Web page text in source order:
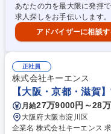
あなたの力を最大限に発揮
求人探しをお手伝いします。
アドバイザーに相談す
正社員
株式会社キーエンス
【大阪・京都・滋
月給27万9000円～28
大阪府大阪市淀川区
企業名 株式会社キーエンス 求人名 【大阪・京都・滋賀】営業事務 ※未経